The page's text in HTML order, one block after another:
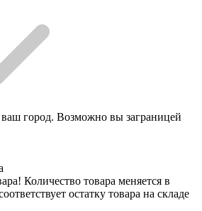
город. Возможно вы заграницей
Количество товара меняется в
остатку товара на складе